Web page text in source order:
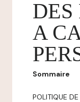
DES
A
Sommaire
POLITIQUE